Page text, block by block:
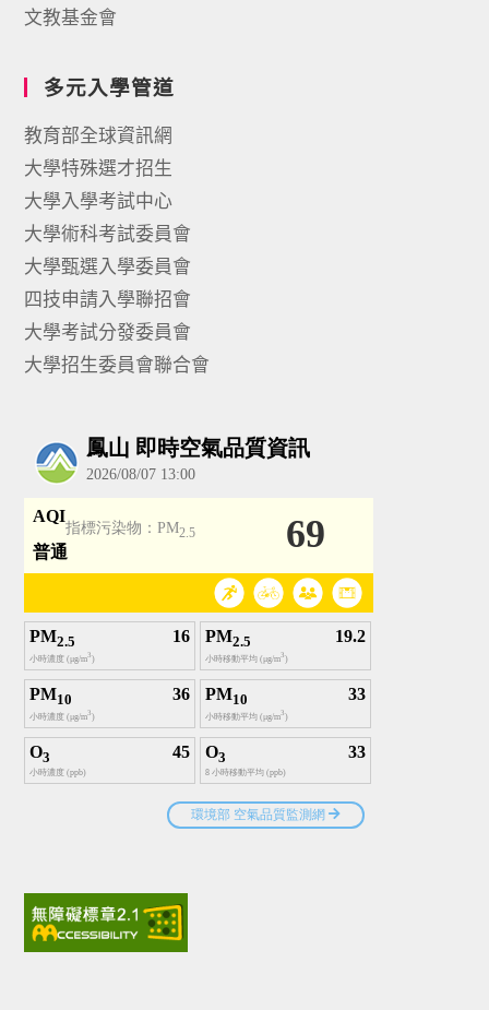
文教基金會
多元入學管道
教育部全球資訊網
大學特殊選才招生
大學入學考試中心
大學術科考試委員會
大學甄選入學委員會
四技申請入學聯招會
大學考試分發委員會
大學招生委員會聯合會